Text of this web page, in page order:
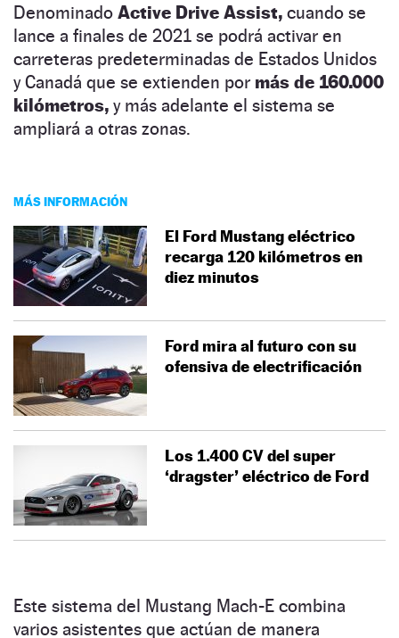
Denominado Active Drive Assist, cuando se
lance a finales de 2021 se podrá activar en
carreteras predeterminadas de Estados Unidos
y Canadá que se extienden por más de 160.000
kilómetros, y más adelante el sistema se
ampliará a otras zonas.
MÁS INFORMACIÓN
El Ford Mustang eléctrico
recarga 120 kilómetros en
diez minutos
Ford mira al futuro con su
ofensiva de electrificación
Los 1.400 CV del super
‘dragster’ eléctrico de Ford
Este sistema del Mustang Mach-E combina
varios asistentes que actúan de manera